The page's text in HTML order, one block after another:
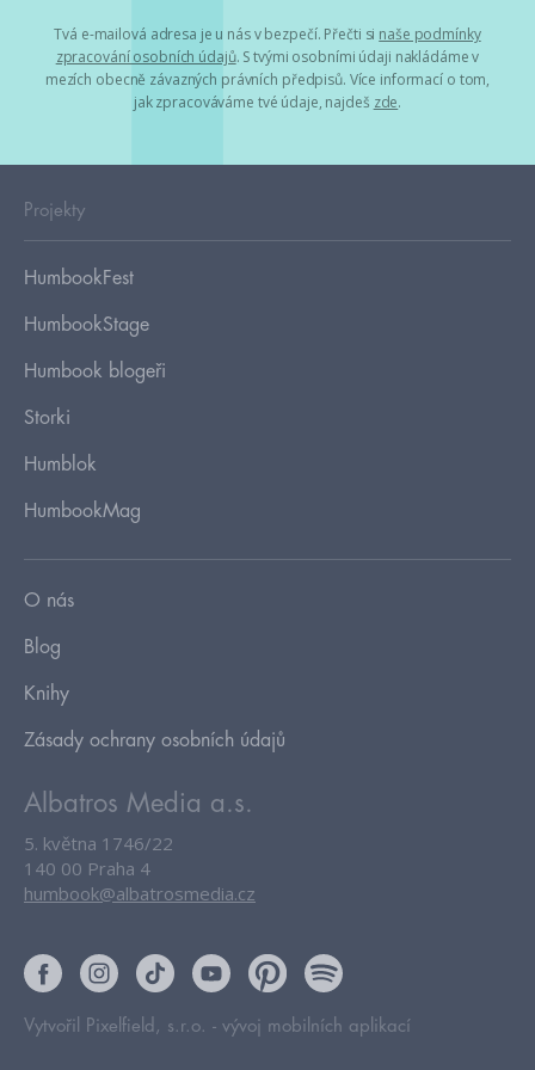
Tvá e-mailová adresa je u nás v bezpečí. Přečti si naše podmínky
zpracování osobních údajů. S tvými osobními údaji nakládáme v
mezích obecně závazných právních předpisů. Více informací o tom,
jak zpracováváme tvé údaje, najdeš zde.
Projekty
HumbookFest
HumbookStage
Humbook blogeři
Storki
Humblok
HumbookMag
O nás
Blog
Knihy
Zásady ochrany osobních údajů
Albatros Media a.s.
5. května 1746/22
140 00 Praha 4
humbook@albatrosmedia.cz
Vytvořil Pixelfield, s.r.o. - vývoj mobilních aplikací